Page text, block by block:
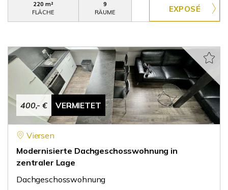
220 m²
FLÄCHE
9
RÄUME
400,- € VERMIETET
Viersen
Modernisierte Dachgeschosswohnung in
zentraler Lage
Dachgeschosswohnung